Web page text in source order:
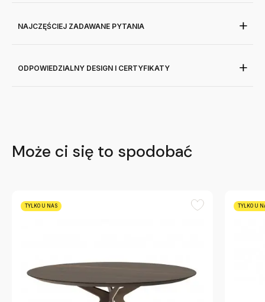
NAJCZĘŚCIEJ ZADAWANE PYTANIA
ODPOWIEDZIALNY DESIGN I CERTYFIKATY
Może ci się to spodobać
TYLKO U NAS TYLKO U